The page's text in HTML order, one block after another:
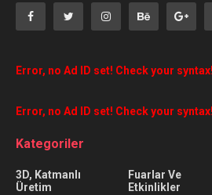
Error, no Ad ID set! Check your syntax!
Error, no Ad ID set! Check your syntax!
Kategoriler
3D, Katmanlı
Üretim
Fuarlar Ve
Etkinlikler